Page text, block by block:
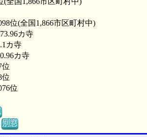
位(全国1,866市区町村中)
カ寺
カ寺
カ寺
位
位
位
別窓